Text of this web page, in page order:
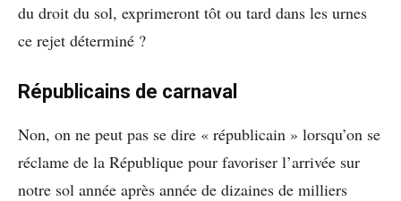
du droit du sol, exprimeront tôt ou tard dans les urnes
ce rejet déterminé ?
Républicains de carnaval
Non, on ne peut pas se dire « républicain » lorsqu’on se
réclame de la République pour favoriser l’arrivée sur
notre sol année après année de dizaines de milliers